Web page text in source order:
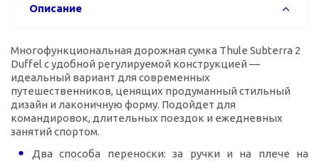
Описание
Многофункциональная дорожная сумка Thule Subterra 2
Duffel с удобной регулируемой конструкцией —
идеальный вариант для современных
путешественников, ценящих продуманный стильный
дизайн и лаконичную форму. Подойдет для
командировок, длительных поездок и ежедневных
занятий спортом.
Два способа переноски: за ручки и на плече на